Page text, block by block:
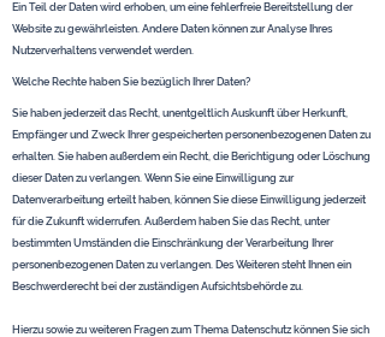
Ein Teil der Daten wird erhoben, um eine fehlerfreie Bereitstellung der
Website zu gewährleisten. Andere Daten können zur Analyse Ihres
Nutzerverhaltens verwendet werden.
Welche Rechte haben Sie bezüglich Ihrer Daten?
Sie haben jederzeit das Recht, unentgeltlich Auskunft über Herkunft,
Empfänger und Zweck Ihrer gespeicherten personenbezogenen Daten zu
erhalten. Sie haben außerdem ein Recht, die Berichtigung oder Löschung
dieser Daten zu verlangen. Wenn Sie eine Einwilligung zur
Datenverarbeitung erteilt haben, können Sie diese Einwilligung jederzeit
für die Zukunft widerrufen. Außerdem haben Sie das Recht, unter
bestimmten Umständen die Einschränkung der Verarbeitung Ihrer
personenbezogenen Daten zu verlangen. Des Weiteren steht Ihnen ein
Beschwerderecht bei der zuständigen Aufsichtsbehörde zu.
Hierzu sowie zu weiteren Fragen zum Thema Datenschutz können Sie sich